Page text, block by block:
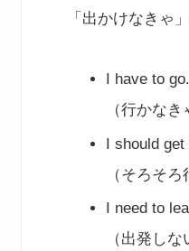
「出かけなきゃ
I have to go.
（行かなき
I should get
（そろそろ
I need to
（出発しな